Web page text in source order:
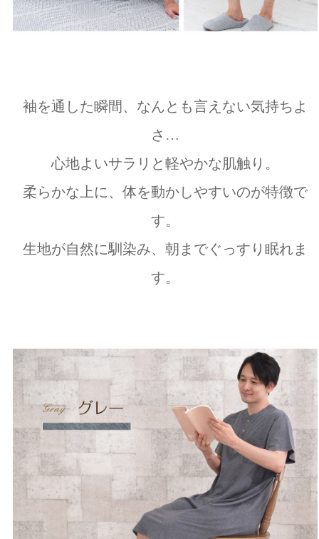
袖を通した瞬間、なんとも言えない気持ちよ
さ…
心地よいサラリと軽やかな肌触り。
柔らかな上に、体を動かしやすいのが特徴で
す。
生地が自然に馴染み、朝までぐっすり眠れま
す。